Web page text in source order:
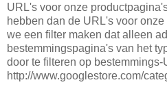
URL's voor onze
hebben dan de URL's voor
we een filter maken dat alleen
bestemmingspagina's van het
door te filteren op
http://www.googlestore.com/